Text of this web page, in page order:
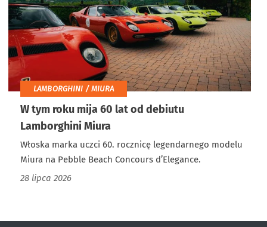
LAMBORGHINI / MIURA
W tym roku mija 60 lat od debiutu
Lamborghini Miura
Włoska marka uczci 60. rocznicę legendarnego modelu
Miura na Pebble Beach Concours d’Elegance.
28 lipca 2026